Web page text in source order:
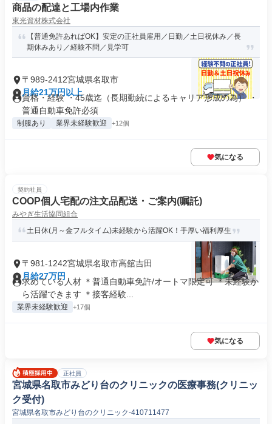
商品の配達と工場内作業
東光資材株式会社
【普通免許あればOK】安定の正社員雇用／日勤／土日祝休み／長
期休みあり／経験不問／見学可
〒989-2412宮城県名取市
月給21万円以上
資格・経験 ・45歳迄（長期勤続によるキャリア形成の為） ・
普通自動車免許必須
制服あり 業界未経験歓迎 +12個
気になる
契約社員
COOP個人宅配の注文品配送・ご案内(嘱託)
みやぎ生活協同組合
土日休(月～金フルタイム)未経験から活躍OK！手厚い福利厚生
〒981-1242宮城県名取市高舘吉田
月給27万円
求めている人材 ＊普通自動車免許/オートマ限定可 ＊未経験か
ら活躍できます ＊接客経験...
業界未経験歓迎 +17個
気になる
正社員
宮城県名取市みどり台のクリニックの医療事務(クリニッ
ク受付)
宮城県名取市みどり台のクリニック-410711477